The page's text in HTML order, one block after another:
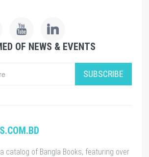
OF NEWS & EVENTS
SUBSCRIBE
catalog of Bangla Books, featuring over